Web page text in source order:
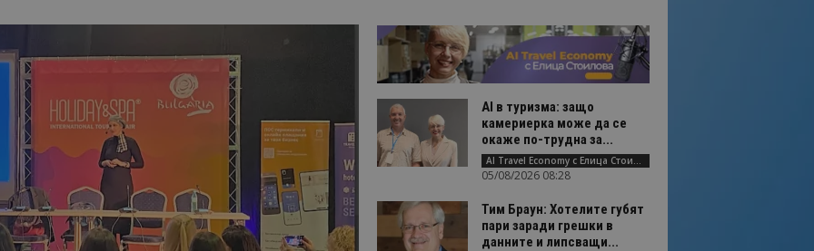
AI в туризма: защо
камериерка може да се
окаже по-трудна за...
AI Travel Economy с Елица Стоилова
05/08/2026 08:28
Тим Браун: Хотелите губят
пари заради грешки в
данните и липсващи...